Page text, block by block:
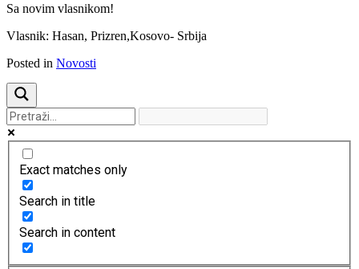
Sa novim vlasnikom!
Vlasnik: Hasan, Prizren,Kosovo- Srbija
Posted in Novosti
Exact matches only
Search in title
Search in content